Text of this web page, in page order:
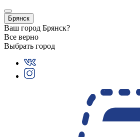
Брянск
Ваш город Брянск?
Все верно
Выбрать город